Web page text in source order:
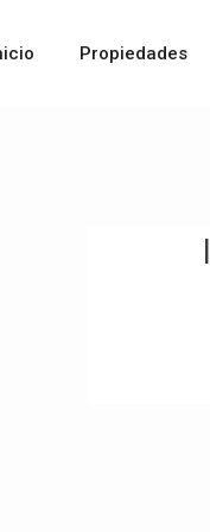
Propiedades